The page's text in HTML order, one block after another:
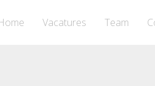
Vacatures Team